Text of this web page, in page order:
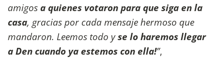
amigosa quienes votaron para que siga en la
casa, gracias por cada mensaje hermoso que
mandaron. Leemos todo yse lo haremos llegar
a Den cuando ya estemos con ella!”,